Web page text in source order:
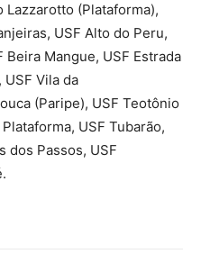
Lazzarotto (Plataforma),
USF Alto do Peru,
Beira Mangue, USF Estrada
USF Vila da
(Paripe), USF Teotônio
USF Tubarão,
dos Passos, USF